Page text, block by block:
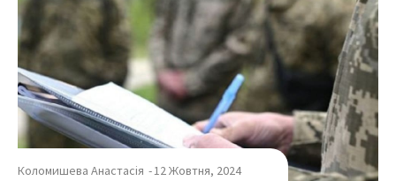
Коломишева Анастасія -12 Жовтня, 2024